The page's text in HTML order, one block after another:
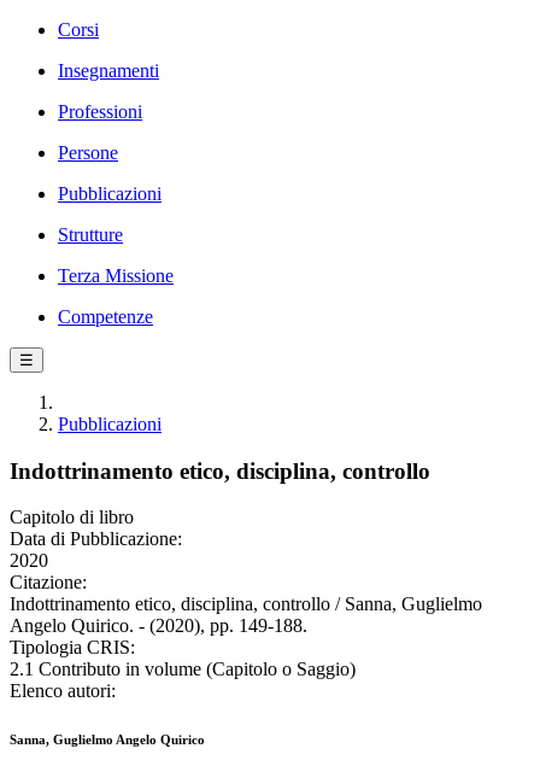
Corsi
Insegnamenti
Professioni
Persone
Pubblicazioni
Strutture
Terza Missione
Competenze
☰
Pubblicazioni
Indottrinamento etico, disciplina, controllo
Capitolo di libro
Data di Pubblicazione:
2020
Citazione:
Indottrinamento etico, disciplina, controllo / Sanna, Guglielmo
Angelo Quirico. - (2020), pp. 149-188.
Tipologia CRIS:
2.1 Contributo in volume (Capitolo o Saggio)
Elenco autori:
Sanna, Guglielmo Angelo Quirico